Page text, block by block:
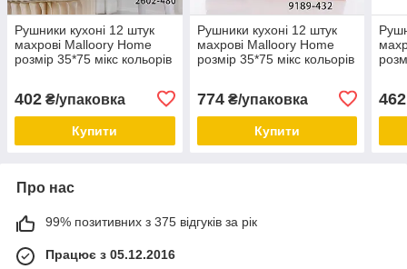
Рушники кухоні 12 штук
махрові Malloory Home
розмір 35*75 мікс кольорів
402 ₴/упаковка
Купити
Рушники кухоні 12 штук
махрові Malloory Home
розмір 35*75 мікс кольорів
774₴/упаковка
Купити
462
Про нас
99% позитивних з 375 відгуків за рік
Працює з 05.12.2016